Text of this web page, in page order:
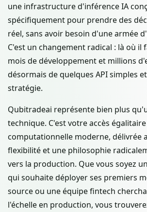
une infrastructure d'inférence IA
spécifiquement pour prendre des
réel, sans avoir besoin d'une armée
C'est un changement radical : là où il
mois de développement et millions
désormais de quelques API simples
stratégie.
Qubitradeai représente bien plus
technique. C'est votre accès
computationnelle moderne, délivrée
flexibilité et une philosophie
vers la production. Que vous soyez
qui souhaite déployer ses premiers
source ou une équipe fintech
l'échelle en production, vous